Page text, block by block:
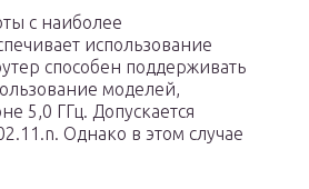
с наиболее
использование
способен поддерживать
моделей,
5,0 ГГц. Допускается
Однако в этом случае